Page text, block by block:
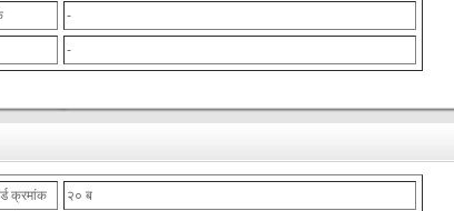
-
-
क्रमांक २० ब